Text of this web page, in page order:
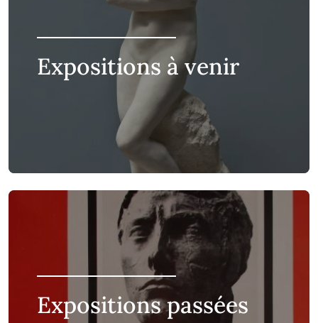
Expositions à venir
Expositions passées